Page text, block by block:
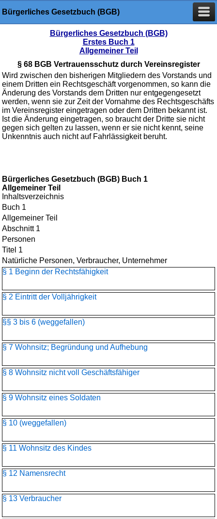
Bürgerliches Gesetzbuch (BGB)
Bürgerliches Gesetzbuch (BGB)
Erstes Buch 1
Allgemeiner Teil
§ 68 BGB Vertrauensschutz durch Vereinsregister
Wird zwischen den bisherigen Mitgliedern des Vorstands und
einem Dritten ein Rechtsgeschäft vorgenommen, so kann die
Änderung des Vorstands dem Dritten nur entgegengesetzt
werden, wenn sie zur Zeit der Vornahme des Rechtsgeschäfts
im Vereinsregister eingetragen oder dem Dritten bekannt ist.
Ist die Änderung eingetragen, so braucht der Dritte sie nicht
gegen sich gelten zu lassen, wenn er sie nicht kennt, seine
Unkenntnis auch nicht auf Fahrlässigkeit beruht.
Bürgerliches Gesetzbuch (BGB) Buch 1
Allgemeiner Teil
Inhaltsverzeichnis
Buch 1
Allgemeiner Teil
Abschnitt 1
Personen
Titel 1
Natürliche Personen, Verbraucher, Unternehmer
§ 1 Beginn der Rechtsfähigkeit
§ 2 Eintritt der Volljährigkeit
§§ 3 bis 6 (weggefallen)
§ 7 Wohnsitz; Begründung und Aufhebung
§ 8 Wohnsitz nicht voll Geschäftsfähiger
§ 9 Wohnsitz eines Soldaten
§ 10 (weggefallen)
§ 11 Wohnsitz des Kindes
§ 12 Namensrecht
§ 13 Verbraucher